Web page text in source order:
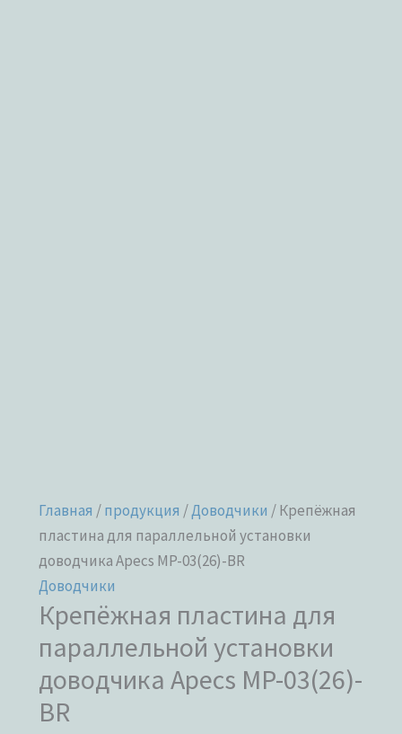
Главная /продукция /Доводчики / Крепёжная
пластина для параллельной установки
доводчика Apecs MP-03(26)-BR
Доводчики
Крепёжная пластина для
параллельной установки
доводчика Apecs MP-03(26)-
BR